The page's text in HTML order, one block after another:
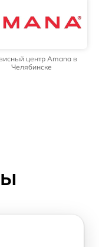
центр Amana в
Челябинске